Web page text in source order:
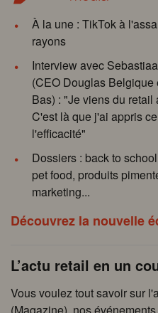
À la une : TikTok à
rayons
Interview avec
(CEO Douglas Belgique
Bas) : "Je viens du retail
C'est là que j'ai appris
l'efficacité"
Dossiers : back to
pet food, produits
marketing...
Découvrez la nouvelle
L’actu retail en un
Vous voulez tout savoir sur
(Magazine), nos